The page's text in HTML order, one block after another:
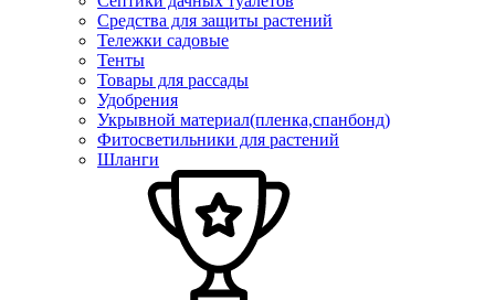
Средства для защиты растений
Тележки садовые
Тенты
Товары для рассады
Удобрения
Укрывной материал(пленка,спанбонд)
Фитосветильники для растений
Шланги